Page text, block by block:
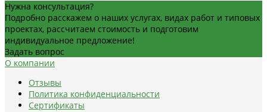
Нужна консультация?
Подробно расскажем о наших услугах, видах работ и типовых
проектах, рассчитаем стоимость и подготовим
индивидуальное предложение!
Задать вопрос
О компании
Отзывы
Политика конфиденциальности
Сертификаты